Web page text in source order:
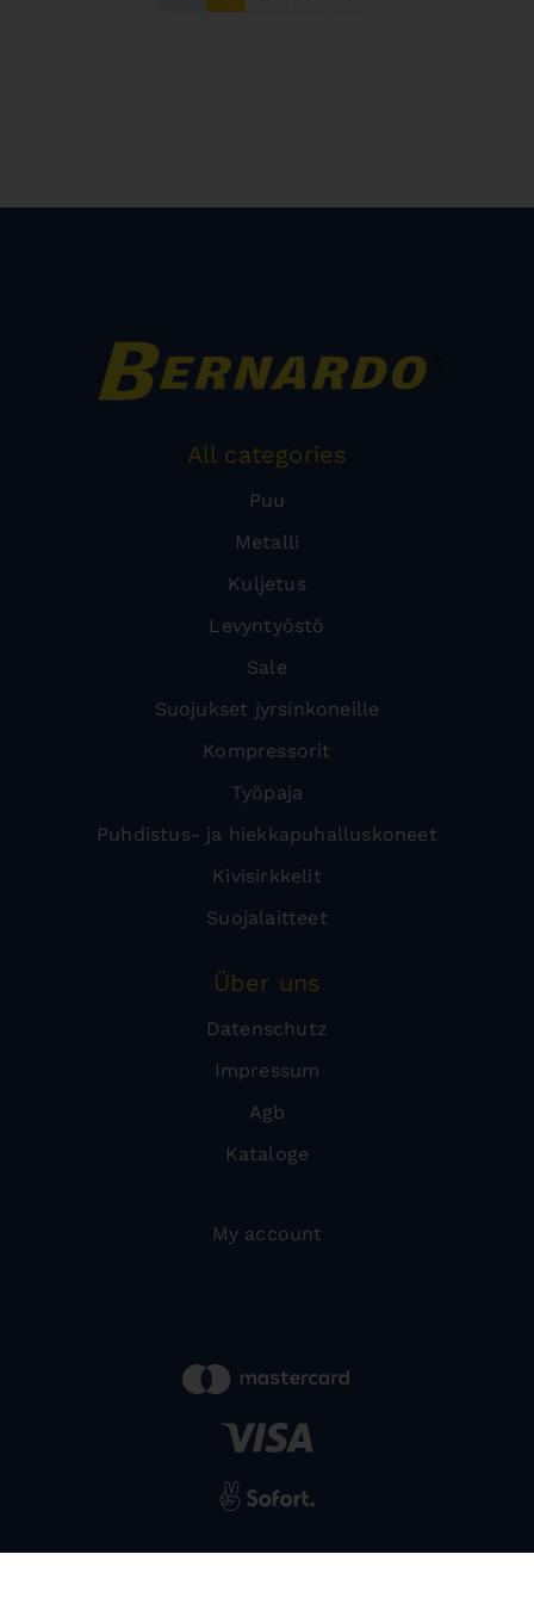
All categories
Puu
Metalli
Kuljetus
Levyntyöstö
Sale
Suojukset jyrsinkoneille
Kompressorit
Työpaja
Puhdistus- ja hiekkapuhalluskoneet
Kivisirkkelit
Suojalaitteet
Über uns
Datenschutz
Impressum
Agb
Kataloge
My account